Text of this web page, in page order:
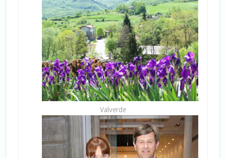
Valverde